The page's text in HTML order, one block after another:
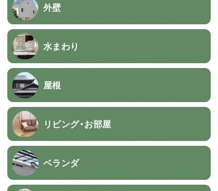
外壁
水まわり
屋根
リビング・お部屋
ベランダ